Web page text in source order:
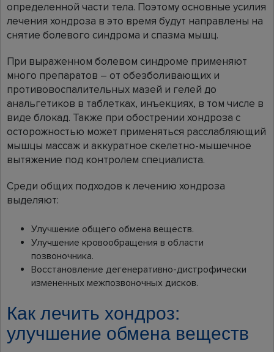
определенной части тела. Поэтому основные усилия
лечения хондроза в это время будут направлены на
снятие болевого синдрома и спазма мышц.
При выраженном болевом синдроме применяют
много препаратов – от обезболивающих и
противовоспалительных мазей и гелей до
анальгетиков в таблетках, инъекциях, в том числе в
виде блокад. Также при обострении хондроза с
осторожностью может применяться расслабляющий
мышцы массаж и аккуратное скелетно-мышечное
вытяжение под контролем специалиста.
Среди общих подходов к лечению хондроза
выделяют:
Улучшение общего обмена веществ.
Улучшение кровообращения в области
позвоночника.
Восстановление дегенеративно-дистрофически
измененных межпозвоночных дисков.
Как лечить хондроз:
улучшение обмена веществ